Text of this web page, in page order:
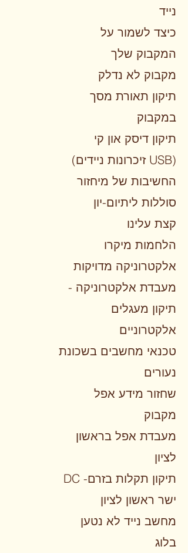
נייד
כיצד לשמור על
המקבוק שלך
מקבוק לא נדלק
תיקון תאורת מסך
במקבוק
תיקון דיסק און קי
(זיכרונות ניידים USB)
החשיבות של מיחזור
סוללות ליתיום-יון
קצת עלינו
הלחמות מיקרו
אלקטרוניקה מדויקות
מעבדת אלקטרוניקה -
תיקון מעגלים
אלקטרוניים
טכנאי מחשבים בשכונת
נעורים
שחזור מידע אפל
מקבוק
מעבדת אפל בראשון
לציון
DC -תיקון תקלות בזרם
ישר ראשון לציון
מחשב נייד לא נטען
בלוג